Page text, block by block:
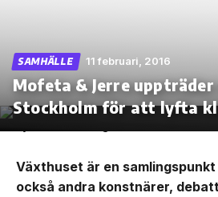
Skip
the
SAMHÄLLE 11 februari, 2016
Mofeta & Jerre
Stockholm för att lyfta
Växthuset är en
också andra konstnärer,